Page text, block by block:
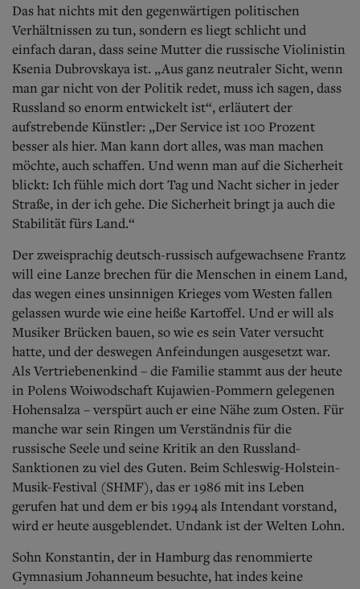
Das hat nichts mit den gegenwärtigen politischen
Verhältnissen zu tun, sondern es liegt schlicht und
einfach daran, dass seine Mutter die russische Violinistin
Ksenia Dubrovskaya ist. „Aus ganz neutraler Sicht, wenn
man gar nicht von der Politik redet, muss ich sagen, dass
Russland so enorm entwickelt ist“, erläutert der
aufstrebende Künstler: „Der Service ist 100 Prozent
besser als hier. Man kann dort alles, was man machen
möchte, auch schaffen. Und wenn man auf die Sicherheit
blickt: Ich fühle mich dort Tag und Nacht sicher in jeder
Straße, in der ich gehe. Die Sicherheit bringt ja auch die
Stabilität fürs Land.“
Der zweisprachig deutsch-russisch aufgewachsene Frantz
will eine Lanze brechen für die Menschen in einem Land,
das wegen eines unsinnigen Krieges vom Westen fallen
gelassen wurde wie eine heiße Kartoffel. Und er will als
Musiker Brücken bauen, so wie es sein Vater versucht
hatte, und der deswegen Anfeindungen ausgesetzt war.
Als Vertriebenenkind – die Familie stammt aus der heute
in Polens Woiwodschaft Kujawien-Pommern gelegenen
Hohensalza – verspürt auch er eine Nähe zum Osten. Für
manche war sein Ringen um Verständnis für die
russische Seele und seine Kritik an den Russland-
Sanktionen zu viel des Guten. Beim Schleswig-Holstein-
Musik-Festival (SHMF), das er 1986 mit ins Leben
gerufen hat und dem er bis 1994 als Intendant vorstand,
wird er heute ausgeblendet. Undank ist der Welten Lohn.
Sohn Konstantin, der in Hamburg das renommierte
Gymnasium Johanneum besuchte, hat indes keine